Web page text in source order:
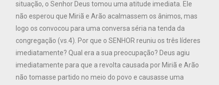
situação, o Senhor Deus tomou uma atitude imediata. Ele
não esperou que Miriã e Arão acalmassem os ânimos, mas
logo os convocou para uma conversa séria na tenda da
congregação (vs.4). Por que o SENHOR reuniu os três líderes
imediatamente? Qual era a sua preocupação? Deus agiu
imediatamente para que a revolta causada por Miriã e Arão
não tomasse partido no meio do povo e causasse uma